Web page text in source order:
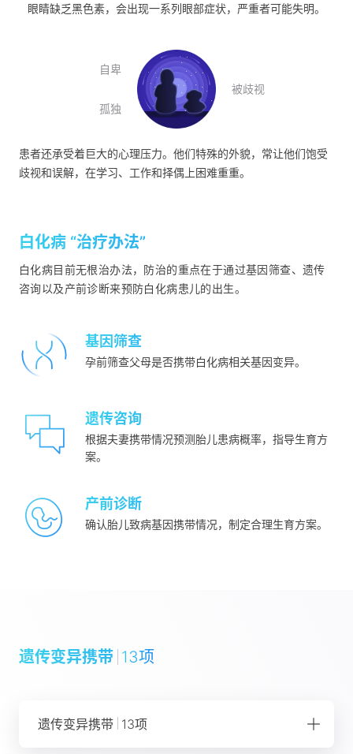
眼睛缺乏黑色素，会出现一系列眼部症状，严重者可能失明。
自卑
孤独
被歧视
患者还承受着巨大的心理压力。他们特殊的外貌，常让他们饱受
歧视和误解，在学习、工作和择偶上困难重重。
白化病 “治疗办法”
白化病目前无根治办法，防治的重点在于通过基因筛查、遗传
咨询以及产前诊断来预防白化病患儿的出生。
基因筛查
孕前筛查父母是否携带白化病相关基因变异。
遗传咨询
根据夫妻携带情况预测胎儿患病概率，指导生育方
案。
产前诊断
确认胎儿致病基因携带情况，制定合理生育方案。
遗传变异携带 13项
遗传变异携带 13项